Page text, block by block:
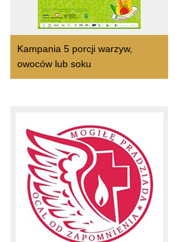
Kampania 5 porcji warzyw,
owoców lub soku